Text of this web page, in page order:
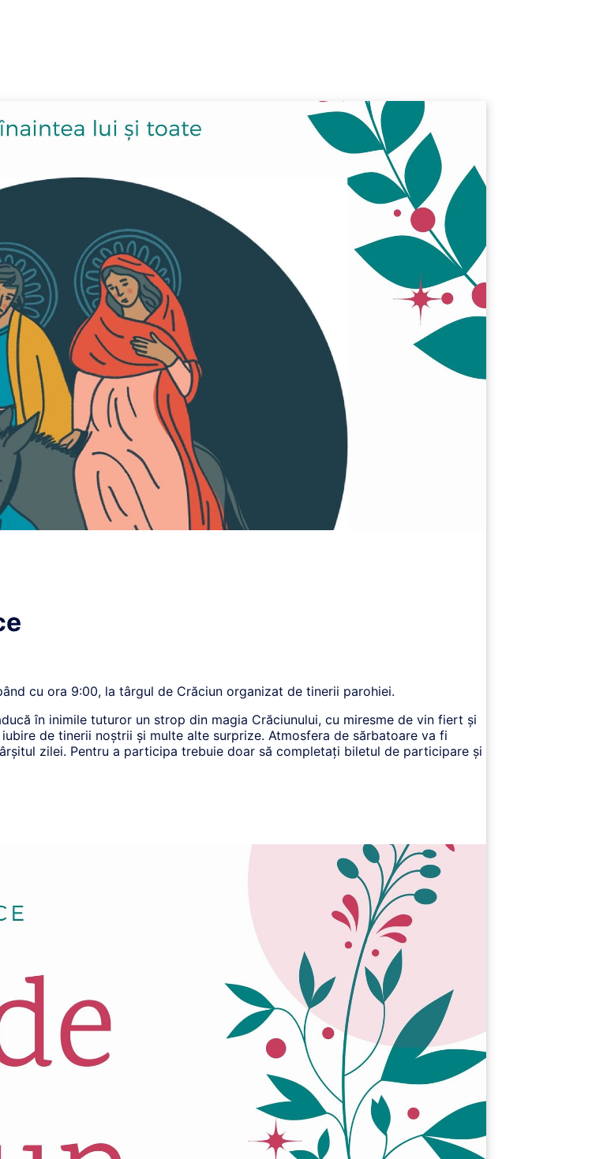
cu ora 9:00, la târgul de Crăciun organizat de tinerii parohiei.
în inimile tuturor un strop din magia Crăciunului, cu miresme de vin fiert și
de tinerii noștrii și multe alte surprize. Atmosfera de sărbatoare va fi
zilei. Pentru a participa trebuie doar să completați biletul de participare și